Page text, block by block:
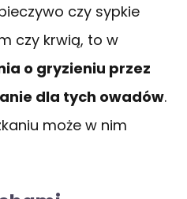
czy sypkie
czy krwią, to w
o gryzieniu przez
dla tych owadów.
może w nim